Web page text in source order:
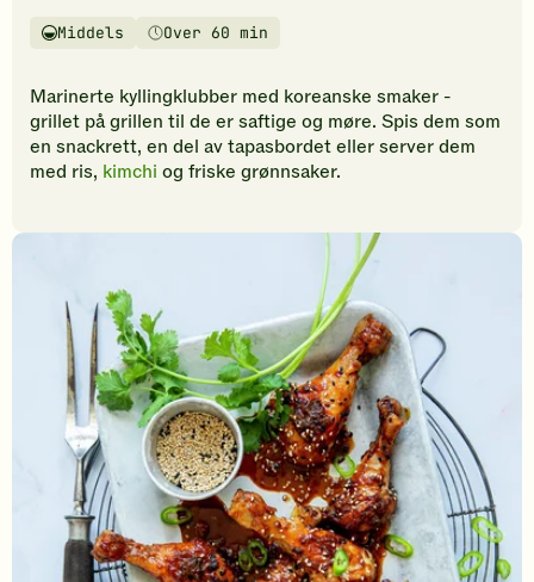
vurderinger.
den
første
til
å
Vanskelighetsgrad
Middels
TilberedningstidOver 60 min
Marinerte kyllingklubber med koreanske smaker -
grillet på grillen til de er saftige og møre. Spis dem som
en snackrett, en del av tapasbordet eller server dem
med ris, kimchi og friske grønnsaker.